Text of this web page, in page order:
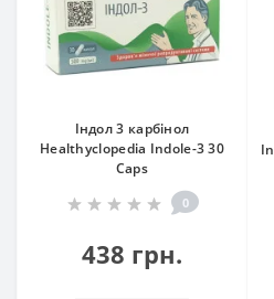
Індол 3 карбінол
Healthyclopedia Indole-3 30
Caps
0
438 грн.